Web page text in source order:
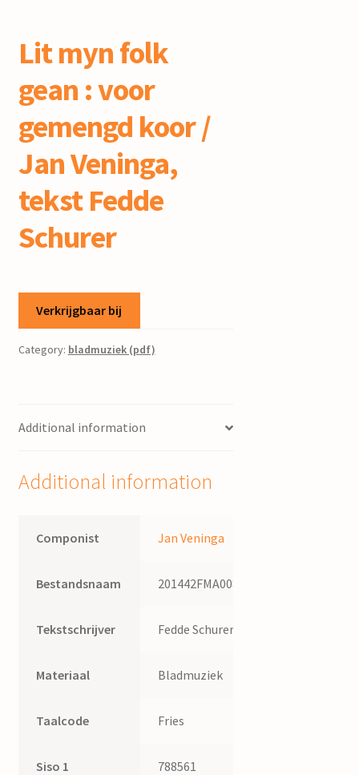
Lit myn folk
gean : voor
gemengd koor /
Jan Veninga,
tekst Fedde
Schurer
Verkrijgbaar bij
Category: bladmuziek (pdf)
Additional information
Additional information
Componist Jan Veninga
Bestandsnaam 201442FMA008
Tekstschrijver Fedde Schurer
Materiaal Bladmuziek
Taalcode Fries
Siso 1 788561